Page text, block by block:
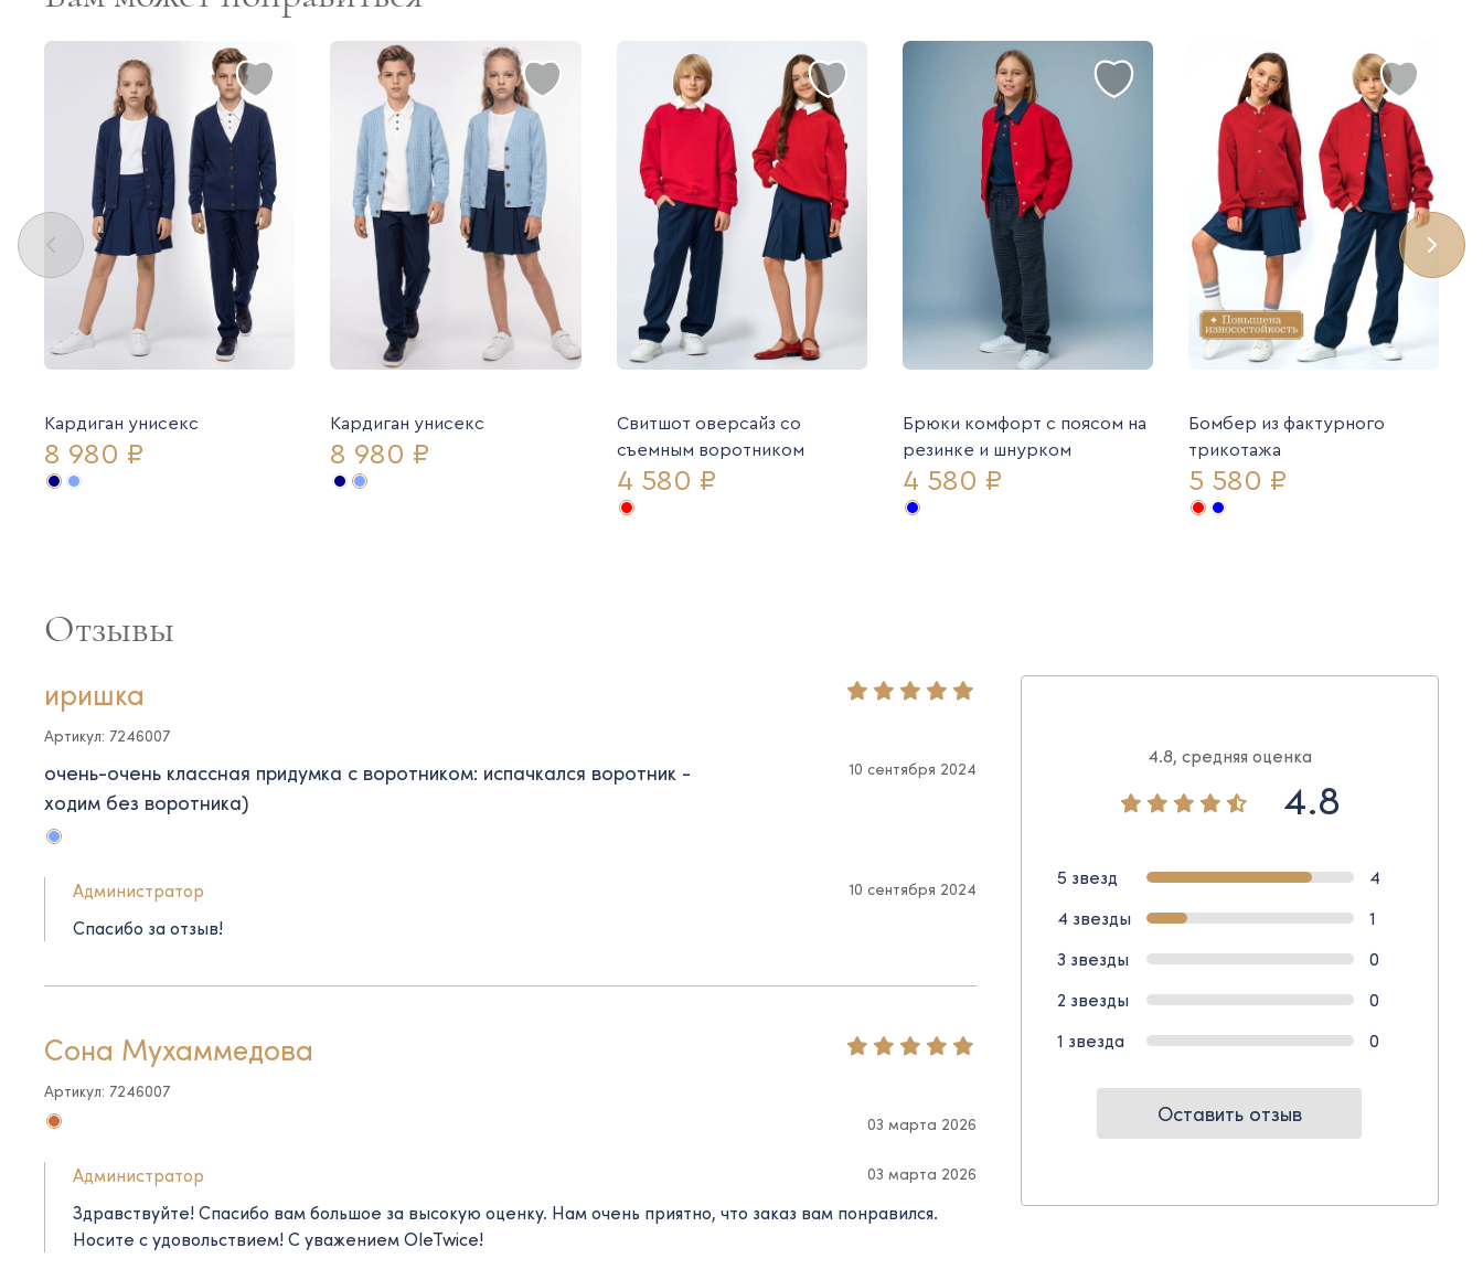
Кардиган унисекс
8 980 ₽
Кардиган унисекс
8 980 ₽
Свитшот оверсайз со
съемным воротником
4 580 ₽
Брюки комфорт с поясом на
резинке и шнурком
4 580 ₽
Бомбер из фактурного
трикотажа
5 580 ₽
Отзывы
4.8, средняя оценка
4.8
5 звезд
4
4 звезды
1
3 звезды
0
2 звезды
0
1 звезда
0
Оставить отзыв
иришка
Артикул: 7246007
очень-очень классная придумка с воротником: испачкался воротник -
ходим без воротника)
10 сентября 2024
Администратор 10 сентября 2024
Спасибо за отзыв!
Сона Мухаммедова
Артикул: 7246007
03 марта 2026
Администратор 03 марта 2026
Здравствуйте! Спасибо вам большое за высокую оценку. Нам очень приятно, что заказ вам понравился.
Носите с удовольствием! С уважением OleTwice!